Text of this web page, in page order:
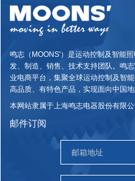
鸣志（MOONS'）是运动控制及智能
发、制造、销售、技术支持团队。鸣
业电商平台，集聚全球运动控制及智
高品质、有特色产品，实现面向中国
本网站隶属于上海鸣志电器股份有限公
邮件订阅